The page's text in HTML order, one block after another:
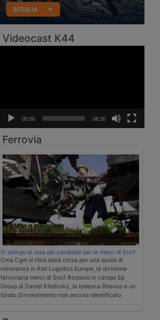
Resta alta la
tensione alla
cargocity di
Malpensa
Accordo
sindacale nella
cargocity di
Malpensa,
Videocast K44
00:00 08:26
Ferrovia
Si stringe la rosa dei candidati per le merci di Sncf
Cma Cgm si ritira dalla corsa per una quota di
minoranza in Rail Logistics Europe, la divisione
ferroviaria merci di Sncf. Restano in campo Ep
Group di Daniel Křetínský, la tedesca Rhenus e un
fondo d’investimento non ancora identificato.